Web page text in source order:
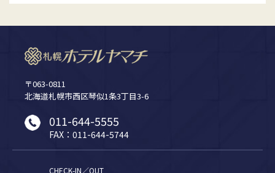
〒063-0811
北海道札幌市西区琴似1条3丁目3-6
011-644-5555
FAX：011-644-5744
CHECK-IN／OUT